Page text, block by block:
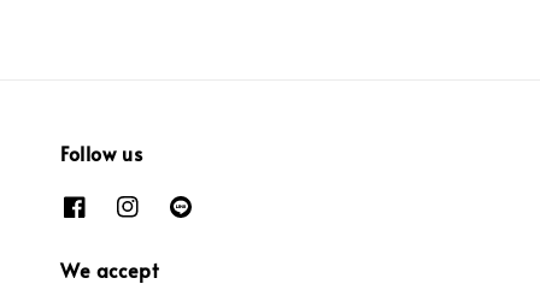
Follow us
We accept